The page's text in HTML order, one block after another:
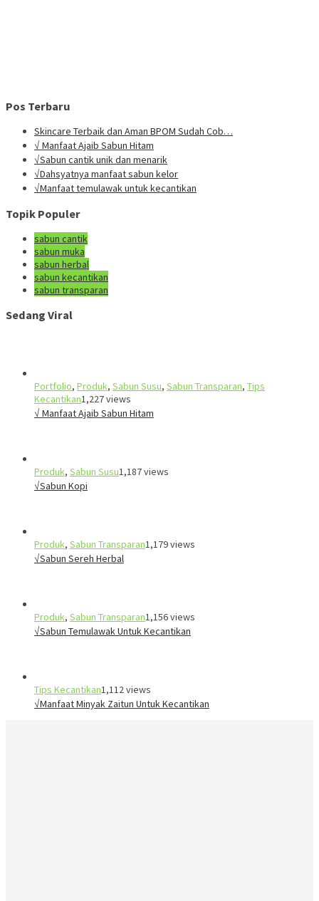
Pos Terbaru
Skincare Terbaik dan Aman BPOM Sudah Cob…
√ Manfaat Ajaib Sabun Hitam
√Sabun cantik unik dan menarik
√Dahsyatnya manfaat sabun kelor
√Manfaat temulawak untuk kecantikan
Topik Populer
sabun cantik
sabun muka
sabun herbal
sabun kecantikan
sabun transparan
Sedang Viral
Portfolio, Produk, Sabun Susu, Sabun Transparan, Tips
Kecantikan1,227 views
√ Manfaat Ajaib Sabun Hitam
Produk, Sabun Susu1,187 views
√Sabun Kopi
Produk, Sabun Transparan1,179 views
√Sabun Sereh Herbal
Produk, Sabun Transparan1,156 views
√Sabun Temulawak Untuk Kecantikan
Tips Kecantikan1,112 views
√Manfaat Minyak Zaitun Untuk Kecantikan